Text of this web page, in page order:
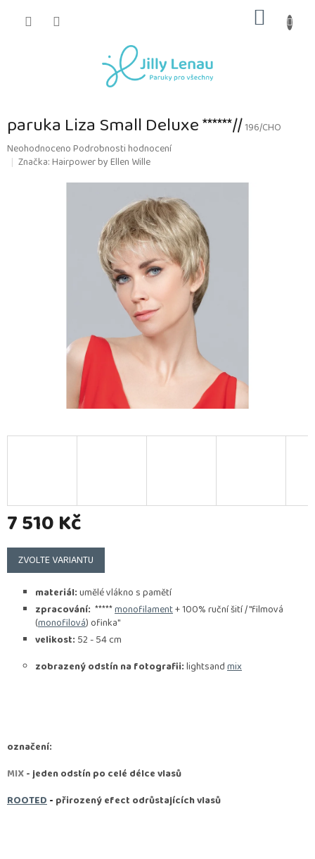
KOŠÍK
paruka Liza Small Deluxe ******//196/CHO
Průměrné
hodnocení
NeohodnocenoPodrobnosti hodnocení
Značka:Hairpower by Ellen Wille
7 510 Kč
Měrná
cena:
ZVOLTE VARIANTU
materiál:umělé vlákno s pamětí
zpracování: *****monofilament+ 100% ruční šití / "filmová
(monofilová) ofinka"
velikost: 52 - 54 cm
zobrazený odstín na fotografii:lightsandmix
označení:
MIX- jeden odstín po celé délce vlasů
ROOTED- přirozený efect odrůstajících vlasů